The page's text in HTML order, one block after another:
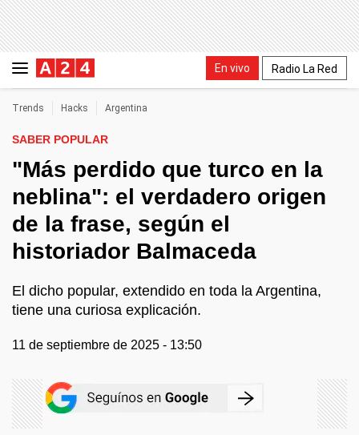
En vivo Radio La Red
Trends Hacks Argentina
SABER POPULAR
"Más perdido que turco en la
neblina": el verdadero origen
de la frase, según el
historiador Balmaceda
El dicho popular, extendido en toda la Argentina,
tiene una curiosa explicación.
11 de septiembre de 2025 - 13:50